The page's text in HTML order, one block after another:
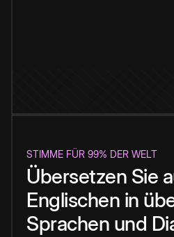
STIMME FÜR 99% DER WELT
Übersetzen Sie
Englischen in
Sprachen und